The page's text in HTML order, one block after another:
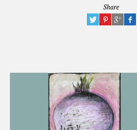
Share